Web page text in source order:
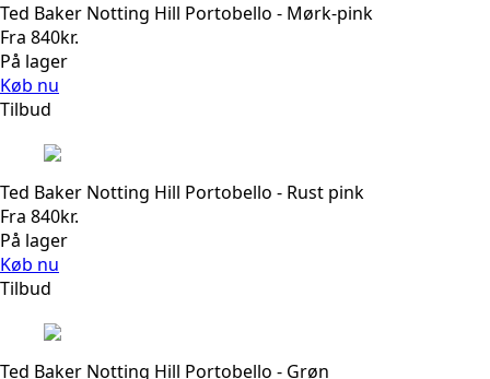
Ted Baker Notting Hill Portobello - Mørk-pink
Fra 840kr.
På lager
Køb nu
Tilbud
Ted Baker Notting Hill Portobello - Rust pink
Fra 840kr.
På lager
Køb nu
Tilbud
Ted Baker Notting Hill Portobello - Grøn